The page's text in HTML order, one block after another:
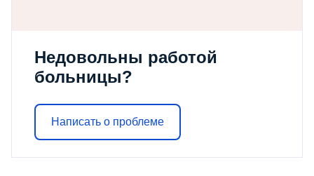
Недовольны работой
больницы?
Написать о проблеме